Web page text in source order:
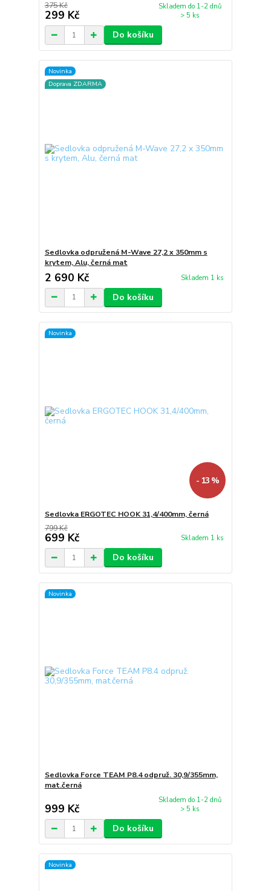
375 Kč
299 Kč
Skladem do 1-2 dnů
> 5 ks
Do košíku
Novinka
Doprava ZDARMA
Sedlovka odpružená M-Wave 27,2 x 350mm s
krytem, Alu, černá mat
2 690 Kč Skladem 1 ks
Do košíku
Novinka
- 13 %
Sedlovka ERGOTEC HOOK 31,4/400mm, černá
799 Kč
699 Kč Skladem 1 ks
Do košíku
Novinka
Sedlovka Force TEAM P8.4 odpruž. 30,9/355mm,
mat.černá
999 Kč
Skladem do 1-2 dnů
> 5 ks
Do košíku
Novinka